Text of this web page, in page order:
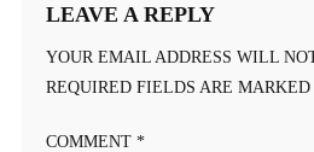
LEAVE A REPLY
YOUR EMAIL ADDRESS WILL
REQUIRED FIELDS ARE MARKED
COMMENT *